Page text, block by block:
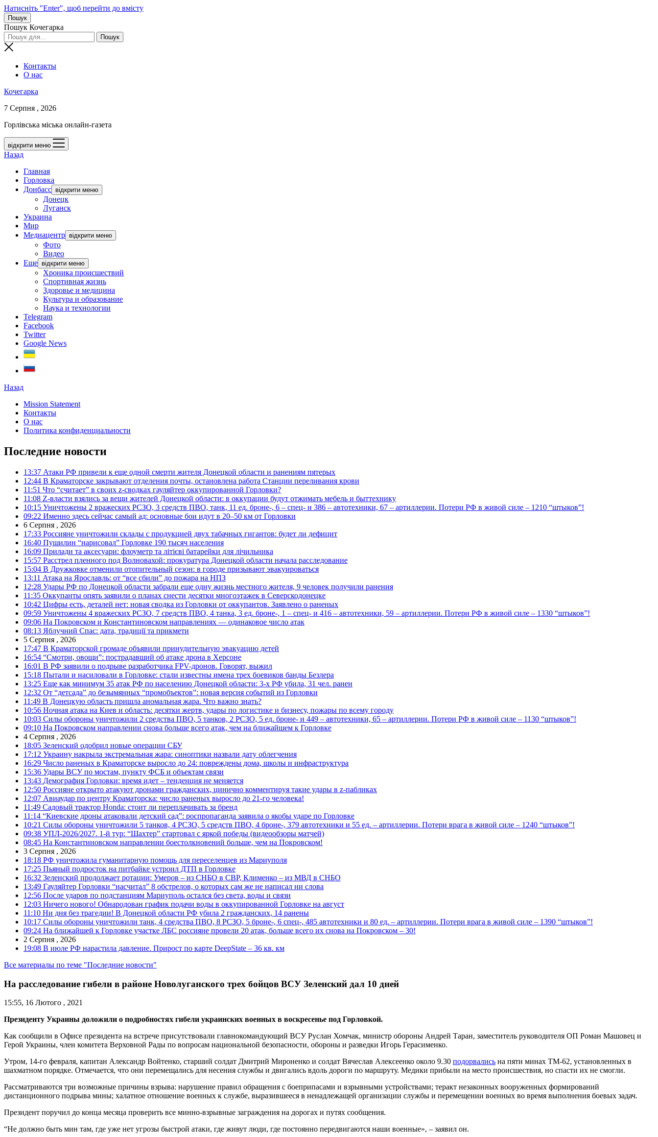
Натисніть "Enter", щоб перейти до вмісту
Пошук
Пошук Кочегарка
Контакты
О нас
Кочегарка
7 Серпня , 2026
Горлівська міська онлайн-газета
відкрити меню
Назад
Главная
Горловка
Донбасс відкрити меню
Донецк
Луганск
Украина
Мир
Медиацентр відкрити меню
Фото
Видео
Еще відкрити меню
Хроника происшествий
Спортивная жизнь
Здоровье и медицина
Культура и образование
Наука и технологии
Telegram
Facebook
Twitter
Google News
Назад
Mission Statement
Контакты
О нас
Политика конфиденциальности
Последние новости
13:37 Атаки РФ привели к еще одной смерти жителя Донецкой области и ранениям пятерых
12:44 В Краматорске закрывают отделения почты, остановлена работа Станции переливания крови
11:51 Что “считает” в своих z-сводках гауляйтер оккупированной Горловки?
11:08 Z-власти взялись за вещи жителей Донецкой области: в оккупации будут отжимать мебель и быттехнику
10:15 Уничтожены 2 вражеских РСЗО, 3 средств ПВО, танк, 11 ед. броне-, 6 – спец- и 386 – автотехники, 67 – артиллерии. Потери РФ в живой силе – 1210 “штыков”!
09:22 Именно здесь сейчас самый ад: основные бои идут в 20–50 км от Горловки
6 Серпня , 2026
17:33 Россияне уничтожили склады с продукцией двух табачных гигантов: будет ли дефицит
16:40 Пушилин “нарисовал” Горловке 190 тысяч населения
16:09 Прилади та аксесуари: флоуметр та літієві батарейки для лічильника
15:57 Расстрел пленного под Волновахой: прокуратура Донецкой области начала расследование
15:04 В Дружковке отменили отопительный сезон: в городе призывают эвакуироваться
13:11 Атака на Ярославль: от “все сбили” до пожара на НПЗ
12:28 Удары РФ по Донецкой области забрали еще одну жизнь местного жителя, 9 человек получили ранения
11:35 Оккупанты опять заявили о планах снести десятки многоэтажек в Северскодонецке
10:42 Цифры есть, деталей нет: новая сводка из Горловки от оккупантов. Заявлено о раненых
09:59 Уничтожены 4 вражеских РСЗО, 7 средств ПВО, 4 танка, 3 ед. броне-, 1 – спец- и 416 – автотехники, 59 – артиллерии. Потери РФ в живой силе – 1330 “штыков”!
09:06 На Покровском и Константиновском направлениях — одинаковое число атак
08:13 Яблучний Спас: дата, традиції та прикмети
5 Серпня , 2026
17:47 В Краматорской громаде объявили принудительную эвакуацию детей
16:54 “Смотри, овощи”: пострадавший об атаке дрона в Херсоне
16:01 В РФ заявили о подрыве разработчика FPV-дронов. Говорят, выжил
15:18 Пытали и насиловали в Горловке: стали известны имена трех боевиков банды Безлера
13:25 Еще как минимум 35 атак РФ по населению Донецкой области: 3-х РФ убила, 31 чел. ранен
12:32 От “детсада” до безымянных “промобъектов”: новая версия событий из Горловки
11:49 В Донецкую область пришла аномальная жара. Что важно знать?
10:56 Ночная атака на Киев и область: десятки жертв, удары по логистике и бизнесу, пожары по всему городу
10:03 Силы обороны уничтожили 2 средства ПВО, 5 танков, 2 РСЗО, 5 ед. броне- и 449 – автотехники, 65 – артиллерии. Потери РФ в живой силе – 1130 “штыков”!
09:10 На Покровском направлении снова больше всего атак, чем на ближайшем к Горловке
4 Серпня , 2026
18:05 Зеленский одобрил новые операции СБУ
17:12 Украину накрыла экстремальная жара: синоптики назвали дату облегчения
16:29 Число раненых в Краматорске выросло до 24: повреждены дома, школы и инфраструктура
15:36 Удары ВСУ по мостам, пункту ФСБ и объектам связи
13:43 Демография Горловки: время идет – тенденция не меняется
12:50 Россияне открыто атакуют дронами гражданских, цинично комментируя такие удары в z-пабликах
12:07 Авиаудар по центру Краматорска: число раненых выросло до 21-го человека!
11:49 Садовый трактор Honda: стоит ли переплачивать за бренд
11:14 “Киевские дроны атаковали детский сад”: роспропаганда заявила о якобы ударе по Горловке
10:21 Силы обороны уничтожили 5 танков, 4 РСЗО, 5 средств ПВО, 4 броне-, 379 автотехники и 55 ед. – артиллерии. Потери врага в живой силе – 1240 “штыков”!
09:38 УПЛ-2026/2027. 1-й тур: “Шахтер” стартовал с яркой победы (видеообзоры матчей)
08:45 На Константиновском направлении боестолкновений больше, чем на Покровском!
3 Серпня , 2026
18:18 РФ уничтожила гуманитарную помощь для переселенцев из Мариуполя
17:25 Пьяный подросток на питбайке устроил ДТП в Горловке
16:32 Зеленский продолжает ротации: Умеров – из СНБО в СВР, Клименко – из МВД в СНБО
13:49 Гауляйтер Горловки “насчитал” 8 обстрелов, о которых сам же не написал ни слова
12:56 После ударов по подстанциям Мариуполь остался без света, воды и связи
12:03 Ничего нового! Обнародован график подачи воды в оккупированной Горловке на август
11:10 Ни дня без трагедии! В Донецкой области РФ убила 2 гражданских, 14 ранены
10:17 Силы обороны уничтожили танк, 4 средства ПВО, 8 РСЗО, 5 броне-, 6 спец-, 485 автотехники и 80 ед. – артиллерии. Потери врага в живой силе – 1390 “штыков”!
09:24 На ближайшей к Горловке участке ЛБС россияне провели 20 атак, больше всего их снова на Покровском – 30!
2 Серпня , 2026
19:08 В июле РФ нарастила давление. Прирост по карте DeepState – 36 кв. км
Все материалы по теме "Последние новости"
На расследование гибели в районе Новолуганского трех бойцов ВСУ Зеленский дал 10 дней
15:55, 16 Лютого , 2021
Президенту Украины доложили о подробностях гибели украинских военных в воскресенье под Горловкой.
Как сообщили в Офисе президента на встрече присутствовали главнокомандующий ВСУ Руслан Хомчак, министр обороны Андрей Таран, заместитель руководителя ОП Роман Машовец и
Герой Украины, член комитета Верховной Рады по вопросам национальной безопасности, обороны и разведки Игорь Герасименко.
Утром, 14-го февраля, капитан Александр Войтенко, старший солдат Дмитрий Мироненко и солдат Вячеслав Алексеенко около 9.30 подорвались на пяти минах ТМ-62, установленных в
шахматном порядке. Отмечается, что они перемещались для несения службы и двигались вдоль дороги по маршруту. Медики прибыли на место происшествия, но спасти их не смогли.
Рассматриваются три возможные причины взрыва: нарушение правил обращения с боеприпасами и взрывными устройствами; теракт незаконных вооруженных формирований
дистанционного подрыва мины; халатное отношение военных к службе, выразившееся в ненадлежащей организации службы и перемещении военных во время выполнения боевых задач.
Президент поручил до конца месяца проверить все минно-взрывные заграждения на дорогах и путях сообщения.
“Не должно быть мин там, где уже нет угрозы быстрой атаки, где живут люди, где постоянно передвигаются наши военные», – заявил он.